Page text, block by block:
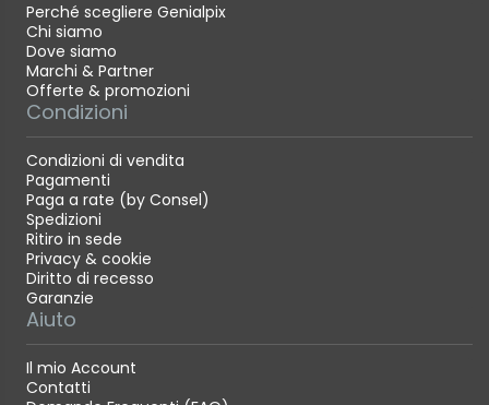
Perché scegliere Genialpix
Chi siamo
Dove siamo
Marchi & Partner
Offerte & promozioni
Condizioni
Condizioni di vendita
Pagamenti
Paga a rate (by Consel)
Spedizioni
Ritiro in sede
Privacy & cookie
Diritto di recesso
Garanzie
Aiuto
Il mio Account
Contatti